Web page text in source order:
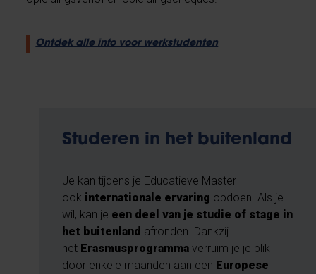
Ontdek alle info voor werkstudenten
Studeren in het buitenland
Je kan tijdens je Educatieve Master
ook internationale ervaring opdoen. Als je
wil, kan je een deel van je studie of stage in
het buitenland afronden. Dankzij
het Erasmusprogramma verruim je je blik
door enkele maanden aan een Europese